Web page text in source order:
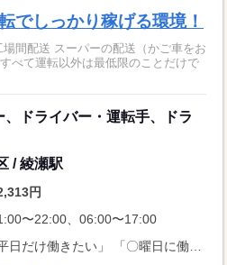
でしっかり稼げる環境！
場間配送 スーパーの配送（かご車をお
べて運転以外は最低限のことだけで
、ドライバー・運転手、ドラ
/ 綾瀬駅
円
〜22:00、06:00〜17:00
【自己申告シフト】 「平日だけ働きたい」 「〇曜日に働きたい」 など、働き方は自分で選べます。 曜日・時間についてのご希望も 面談の際に教えてくださいね。 ※こちらは中型以上のお仕事の例です